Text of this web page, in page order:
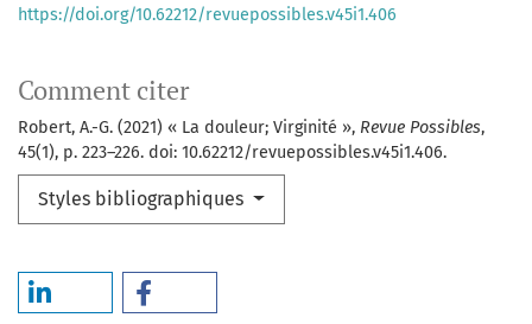
Comment citer
Robert, A.-G. (2021) « La douleur; Virginité », Revue Possibles,
45(1), p. 223–226. doi: 10.62212/revuepossibles.v45i1.406.
Styles bibliographiques
https://doi.org/10.62212/revuepossibles.v45i1.406